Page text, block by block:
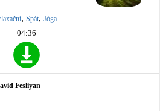
, Spát, Jóga
04:36
Fesliyan